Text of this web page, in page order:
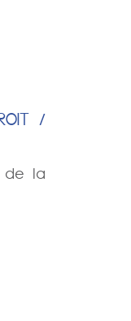
/
de la